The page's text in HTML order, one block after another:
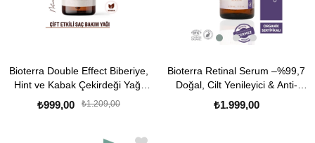
Bioterra Double Effect Biberiye,
Hint ve Kabak Çekirdeği Yağı
Saç ve Saç Derisi Bakım Yağı
₺999,00 ₺1.209,00
Bioterra Retinal Serum –%99,7
Doğal, Cilt Yenileyici & Anti-
Aging
₺1.999,00